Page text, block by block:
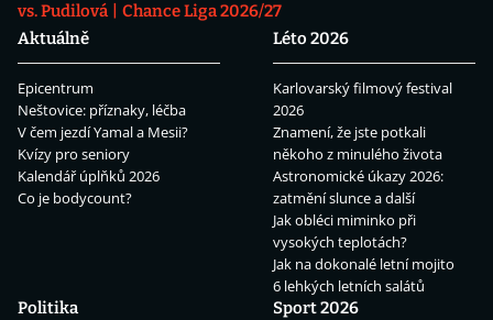
vs. Pudilová
Chance Liga 2026/27
Aktuálně
Epicentrum
Neštovice: příznaky, léčba
V čem jezdí Yamal a Mesii?
Kvízy pro seniory
Kalendář úplňků 2026
Co je bodycount?
Léto 2026
Karlovarský filmový festival
2026
Znamení, že jste potkali
někoho z minulého života
Astronomické úkazy 2026:
zatmění slunce a další
Jak obléci miminko při
vysokých teplotách?
Jak na dokonalé letní mojito
6 lehkých letních salátů
Politika
Sport 2026